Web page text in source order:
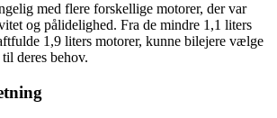
med flere forskellige motorer, der var
og pålidelighed. Fra de mindre 1,1 liters
1,9 liters motorer, kunne bilejere vælge
deres behov.